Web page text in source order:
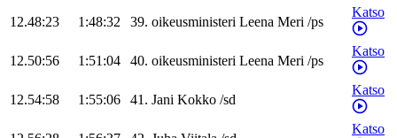
12.48:23 1:48:32 39. oikeusministeri Leena Meri /ps
Katso
12.50:56 1:51:04 40. oikeusministeri Leena Meri /ps
Katso
12.54:58 1:55:06 41. Jani Kokko /sd
Katso
Katso